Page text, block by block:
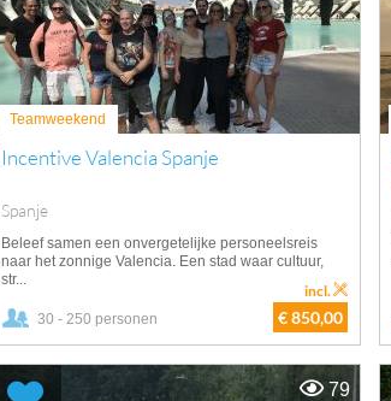
Teamweekend
Incentive Valencia Spanje
Spanje
Beleef samen een onvergetelijke personeelsreis
naar het zonnige Valencia. Een stad waar cultuur,
str...
30 - 250 personen € 850,00
incl.
79